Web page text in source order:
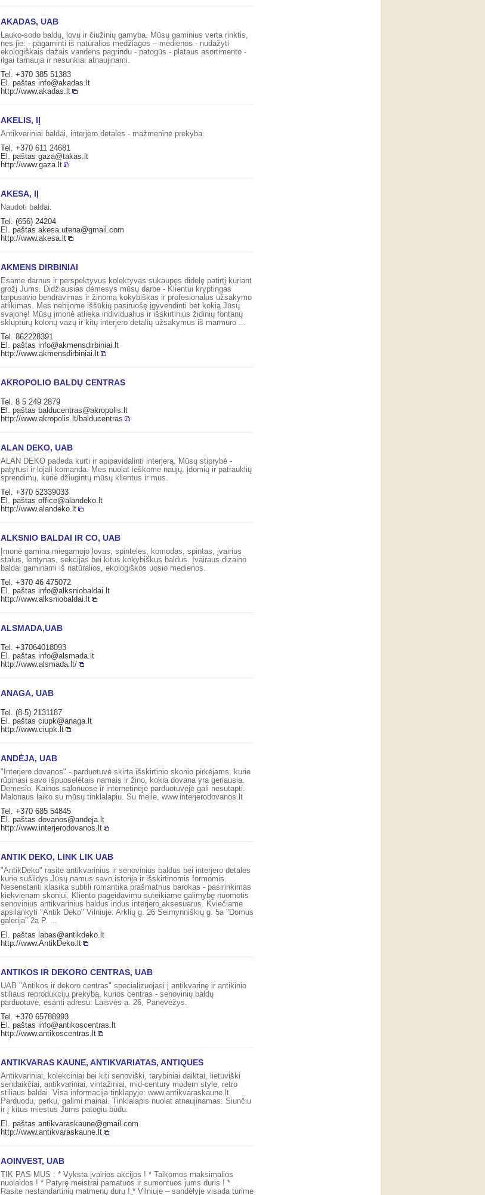
AKADAS, UAB
Lauko-sodo baldų, lovų ir čiužinių gamyba. Mūsų gaminius verta rinktis,
nes jie: - pagaminti iš natūralios medžiagos – medienos - nudažyti
ekologiškais dažais vandens pagrindu - patogūs - plataus asortimento -
ilgai tarnauja ir nesunkiai atnaujinami.
Tel. +370 385 51383
El. paštas info@akadas.lt
http://www.akadas.lt
AKELIS, IĮ
Antikvariniai baldai, interjero detalės - mažmeninė prekyba.
Tel. +370 611 24681
El. paštas gaza@takas.lt
http://www.gaza.lt
AKESA, IĮ
Naudoti baldai.
Tel. (656) 24204
El. paštas akesa.utena@gmail.com
http://www.akesa.lt
AKMENS DIRBINIAI
Esame darnus ir perspektyvus kolektyvas sukaupęs didelę patirtį kuriant
grožį Jums. Didžiausias dėmesys mūsų darbe - Klientui kryptingas
tarpusavio bendravimas ir žinoma kokybiškas ir profesionalus užsakymo
atlikimas. Mes nebijome iššūkių pasiruošę įgyvendinti bet kokią Jūsų
svajonę! Mūsų įmonė atlieka individualius ir išskirtinius židinių fontanų
skluptūrų kolonų vazų ir kitų interjero detalių užsakymus iš marmuro ...
Tel. 862228391
El. paštas info@akmensdirbiniai.lt
http://www.akmensdirbiniai.lt
AKROPOLIO BALDŲ CENTRAS
Tel. 8 5 249 2879
El. paštas balducentras@akropolis.lt
http://www.akropolis.lt/balducentras
ALAN DEKO, UAB
ALAN DEKO padeda kurti ir apipavidalinti interjerą. Mūsų stiprybė -
patyrusi ir lojali komanda. Mes nuolat ieškome naujų, įdomių ir patrauklių
sprendimų, kurie džiugintų mūsų klientus ir mus.
Tel. +370 52339033
El. paštas office@alandeko.lt
http://www.alandeko.lt
ALKSNIO BALDAI IR CO, UAB
Įmonė gamina miegamojo lovas, spinteles, komodas, spintas, įvairius
stalus, lentynas, sekcijas bei kitus kokybiškus baldus. Įvairaus dizaino
baldai gaminami iš natūralios, ekologiškos uosio medienos.
Tel. +370 46 475072
El. paštas info@alksniobaldai.lt
http://www.alksniobaldai.lt
ALSMADA,UAB
Tel. +37064018093
El. paštas info@alsmada.lt
http://www.alsmada.lt/
ANAGA, UAB
Tel. (8-5) 2131187
El. paštas ciupk@anaga.lt
http://www.ciupk.lt
ANDĖJA, UAB
"Interjero dovanos" - parduotuvė skirta išskirtinio skonio pirkėjams, kurie
rūpinasi savo išpuoselėtais namais ir žino, kokia dovana yra geriausia.
Dėmesio. Kainos salonuose ir internetinėje parduotuvėje gali nesutapti.
Malonaus laiko su mūsų tinklalapiu. Su meile, www.interjerodovanos.lt
Tel. +370 685 54845
El. paštas dovanos@andeja.lt
http://www.interjerodovanos.lt
ANTIK DEKO, LINK LIK UAB
"AntikDeko" rasite antikvarinius ir senovinius baldus bei interjero detales
kurie sušildys Jūsų namus savo istorija ir išskirtinomis formomis.
Nesenstanti klasika subtili romantika prašmatnus barokas - pasirinkimas
kiekvienam skoniui. Kliento pageidavimu suteikiame galimybę nuomotis
senovinius antikvarinius baldus indus interjero aksesuarus. Kviečiame
apsilankyti "Antik Deko" Vilniuje: Arklių g. 26 Šeimynniškių g. 5a "Domus
galerija" 2a P. ...
El. paštas labas@antikdeko.lt
http://www.AntikDeko.lt
ANTIKOS IR DEKORO CENTRAS, UAB
UAB "Antikos ir dekoro centras" specializuojasi į antikvarinę ir antikinio
stiliaus reprodukcijų prekybą, kurios centras - senovinių baldų
parduotuvė, esanti adresu: Laisvės a. 26, Panevėžys.
Tel. +370 65788993
El. paštas info@antikoscentras.lt
http://www.antikoscentras.lt
ANTIKVARAS KAUNE, ANTIKVARIATAS, ANTIQUES
Antikvariniai, kolekciniai bei kiti senoviški, tarybiniai daiktai, lietuviški
sendaikčiai, antikvariniai, vintažiniai, mid-century modern style, retro
stiliaus baldai. Visa informacija tinklapyje: www.antikvaraskaune.lt
Parduodu, perku, galimi mainai. Tinklalapis nuolat atnaujinamas. Siunčiu
ir į kitus miestus Jums patogiu būdu.
El. paštas antikvaraskaune@gmail.com
http://www.antikvaraskaune.lt
AOINVEST, UAB
TIK PAS MUS : * Vyksta įvairios akcijos ! * Taikomos maksimalios
nuolaidos ! * Patyrę meistrai pamatuos ir sumontuos jums duris ! *
Rasite nestandartinių matmenų durų ! * Vilniuje – sandėlyje visada turime